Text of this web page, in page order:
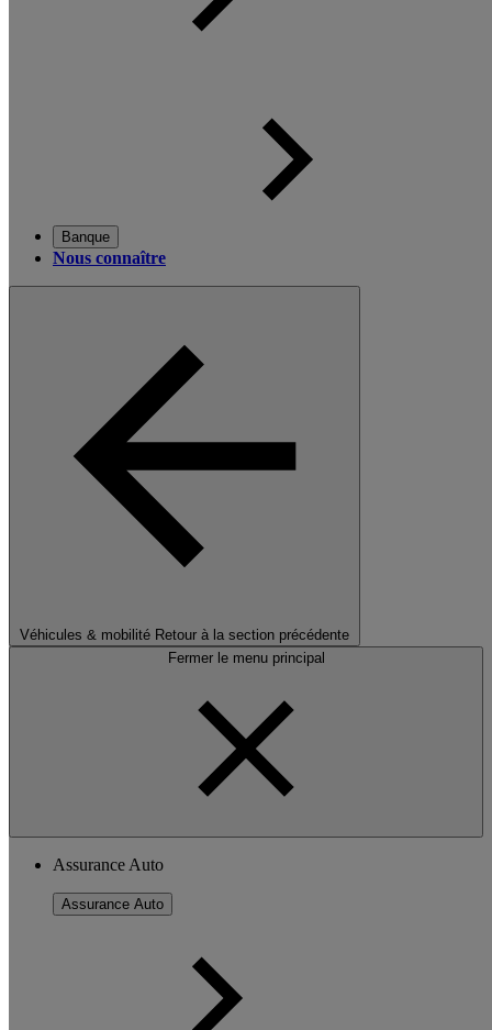
Banque
Nous connaître
Véhicules & mobilité Retour à la section précédente
Fermer le menu principal
Assurance Auto
Assurance Auto